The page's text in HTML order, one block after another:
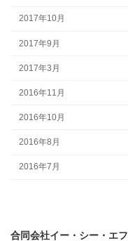
2017年10月
2017年9月
2017年3月
2016年11月
2016年10月
2016年8月
2016年7月
合同会社イー・シー・エフ